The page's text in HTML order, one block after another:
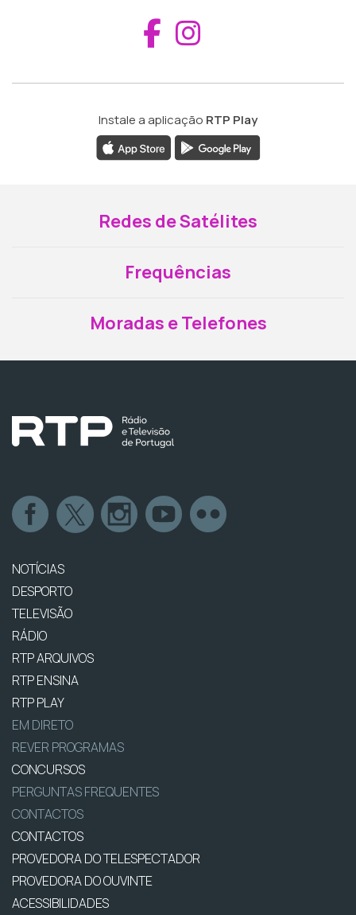
Aceder ao
Instale a aplicação RTP Play
Redes de Satélites
Frequências
Moradas e Telefones
NOTÍCIAS
DESPORTO
TELEVISÃO
RÁDIO
RTP ARQUIVOS
RTP ENSINA
RTP PLAY
EM DIRETO
REVER PROGRAMAS
CONCURSOS
PERGUNTAS FREQUENTES
CONTACTOS
CONTACTOS
PROVEDORA DO TELESPECTADOR
PROVEDORA DO OUVINTE
ACESSIBILIDADES